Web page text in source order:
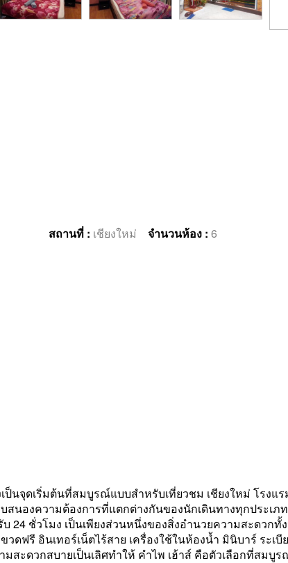
สถานที่ : เชียงใหม่ จำนวนห้อง : 6
จุดเริ่มต้นที่สมบูรณ์แบบสำหรับเที่ยวชม เชียงใหม่ โรงแร
สนองความต้องการที่แตกต่างกันของนักเดินทางทุกประเ
24 ชั่วโมง เป็นเพียงส่วนหนึ่งของสิ่งอำนวยความสะดวก
ฟรี อินเทอร์เน็ตไร้สาย เครื่องใช้ในห้องน้ำ มินิบาร์ ระเบี
ะดวกสบายเป็นเลิศทำให้ คำไพ เฮ้าส์ คือตัวเลือกที่สมบู